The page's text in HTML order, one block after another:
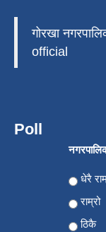
गोरखा
official
Poll
धेरै
राम्रो
ठिकै